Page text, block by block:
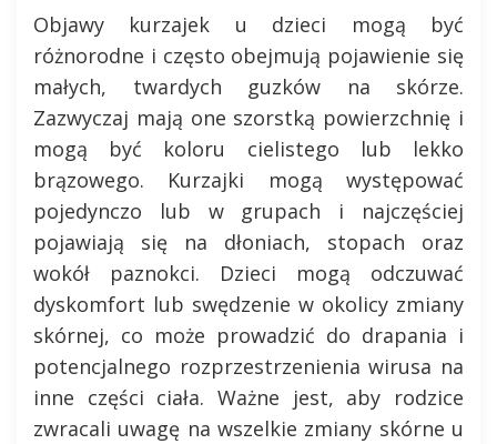
Objawy kurzajek u dzieci mogą być
różnorodne i często obejmują pojawienie się
małych, twardych guzków na skórze.
Zazwyczaj mają one szorstką powierzchnię i
mogą być koloru cielistego lub lekko
brązowego. Kurzajki mogą występować
pojedynczo lub w grupach i najczęściej
pojawiają się na dłoniach, stopach oraz
wokół paznokci. Dzieci mogą odczuwać
dyskomfort lub swędzenie w okolicy zmiany
skórnej, co może prowadzić do drapania i
potencjalnego rozprzestrzenienia wirusa na
inne części ciała. Ważne jest, aby rodzice
zwracali uwagę na wszelkie zmiany skórne u